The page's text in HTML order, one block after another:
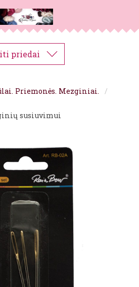
priedai
Priemonės. Mezginiai.
susiuvimui